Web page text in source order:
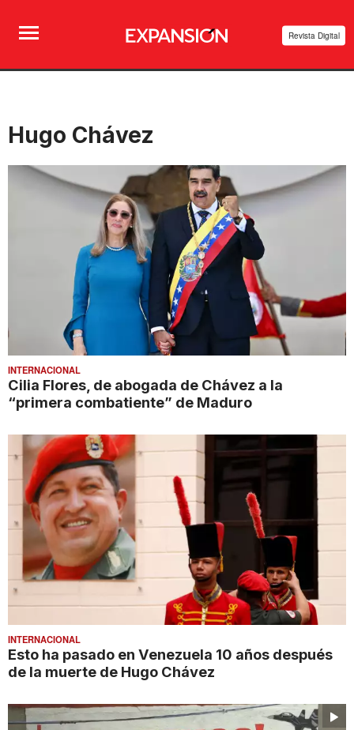
Revista Digital
Hugo Chávez
INTERNACIONAL
Cilia Flores, de abogada de Chávez a la
“primera combatiente” de Maduro
INTERNACIONAL
Esto ha pasado en Venezuela 10 años después
de la muerte de Hugo Chávez